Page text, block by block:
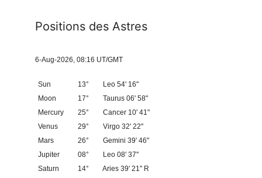
Positions des Astres
6-Aug-2026, 08:16 UT/GMT
Sun 13°
Leo 54' 16"
Moon
17°
Taurus 06' 58"
Mercury
25°
Cancer 10' 41"
Venus
29°
Virgo 32' 22"
Mars
26°
Gemini 39' 46"
Jupiter
08°
Leo 08' 37"
Saturn
14°
Aries 39' 21" R